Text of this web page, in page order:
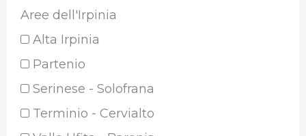
Aree dell'Irpinia
Alta Irpinia
Partenio
Serinese - Solofrana
Terminio - Cervialto